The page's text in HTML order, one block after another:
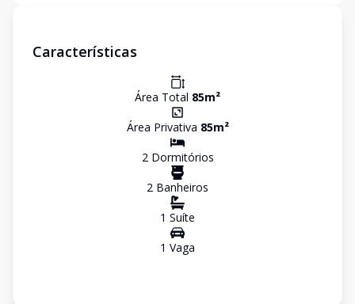
Características
Área Total 85m²
Área Privativa 85m²
2Dormitórios
2 Banheiros
1 Suíte
1 Vaga